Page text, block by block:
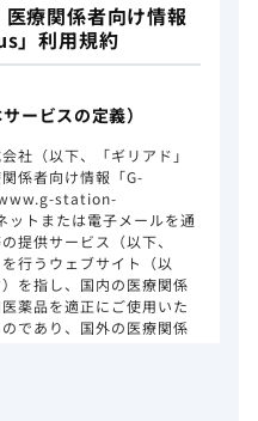
療関係者向け情報
」利用規約
ービスの定義）
社（以下、「ギリアド」
係者向け情報「G-
station-
トまたは電子メールを通
提供サービス（以下、
行うウェブサイト（以
を指し、国内の医療関係
薬品を適正にご使用いた
であり、国外の医療関係
れた場合のみご利用くだ